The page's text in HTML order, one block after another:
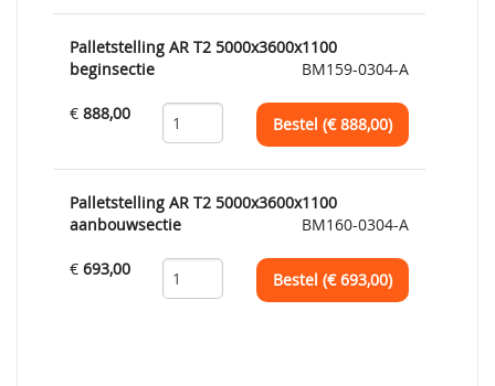
Palletstelling AR T2 5000x3600x1100
beginsectie
BM159-0304-A
€ 888,00
Bestel (€888,00)
Palletstelling AR T2 5000x3600x1100
aanbouwsectie
BM160-0304-A
€ 693,00
Bestel (€693,00)